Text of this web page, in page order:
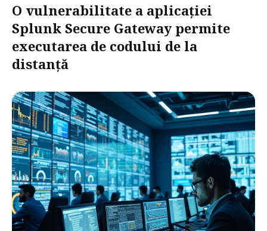
O vulnerabilitate a aplicației
Splunk Secure Gateway permite
executarea de codului de la
distanță